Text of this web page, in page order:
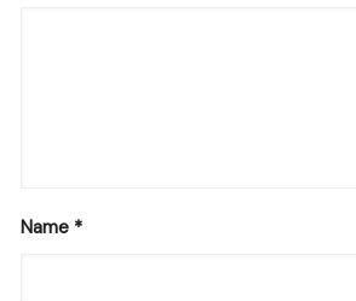
Name *